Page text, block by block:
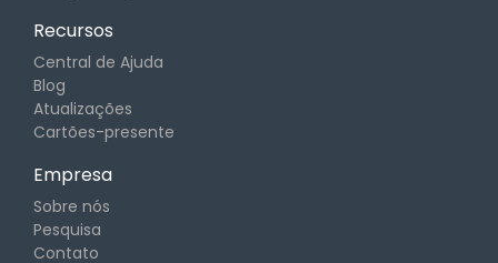
Recursos
Central de Ajuda
Blog
Atualizações
Cartões-presente
Empresa
Sobre nós
Pesquisa
Contato